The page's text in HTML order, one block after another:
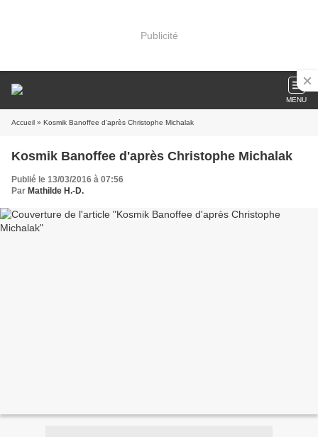
Publicité
MENU
Accueil » Kosmik Banoffee d'après Christophe Michalak
Kosmik Banoffee d'après Christophe Michalak
Publié le 13/03/2016 à 07:56
Par Mathilde H.-D.